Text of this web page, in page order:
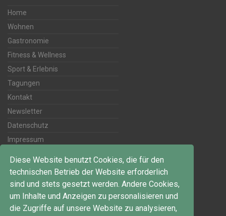
Diese Website benutzt Cookies, die für den
technischen Betrieb der Website erforderlich
sind und stets gesetzt werden. Andere Cookies,
um Inhalte und Anzeigen zu personalisieren und
die Zugriffe auf unsere Website zu analysieren,
Home
Wohnen
Gastronomie
Fitness & Wellness
Sport & Erlebnis
Tagungen
Kontakt
Newsletter
Datenschutz
Impressum
Kontakt
Telefon:
+49 5105 776-0